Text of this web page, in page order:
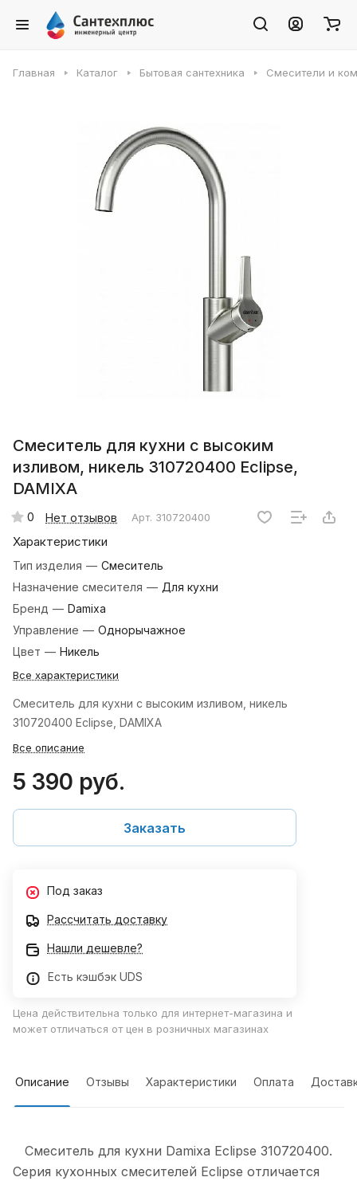
Главная Каталог Бытовая сантехника Смесители и
Смеситель для кухни с высоким
изливом, никель 310720400 Eclipse,
DAMIXA
0 Нет отзывов Арт. 310720400
Характеристики
Тип изделия — Смеситель
Назначение смесителя — Для кухни
Бренд — Damixa
Управление — Однорычажное
Цвет — Никель
Все характеристики
Смеситель для кухни с высоким изливом, никель
310720400 Eclipse, DAMIXA
Все описание
5 390 руб.
Заказать
Под заказ
Рассчитать доставку
Нашли дешевле?
Есть кэшбэк UDS
Цена действительна только для интернет-магазина и
может отличаться от цен в розничных магазинах
Описание Отзывы Характеристики Оплата
Смеситель для кухни Damixa Eclipse 310720400.
Серия кухонных смесителей Eclipse отличается